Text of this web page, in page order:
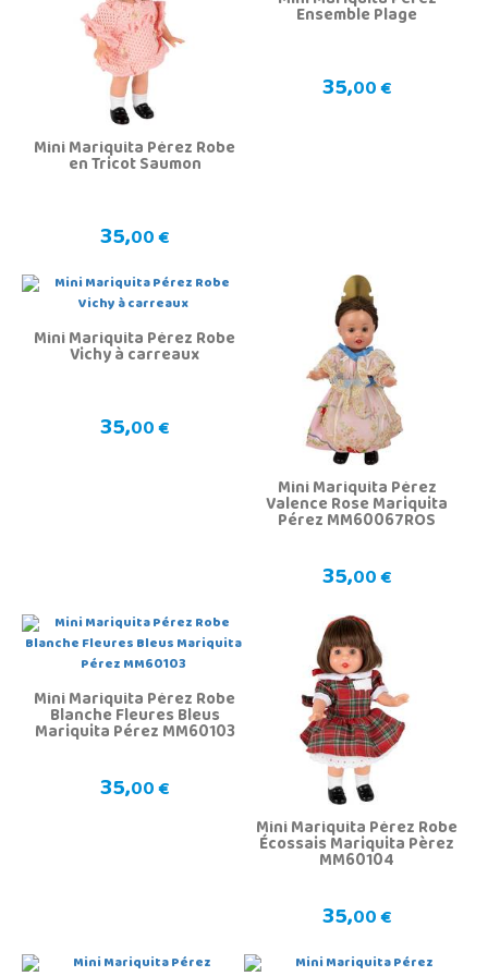
Mini Mariquita Pérez Robe
en Tricot Saumon
35,00 €
Ensemble Plage
35,00 €
Mini Mariquita Pérez Robe
Vichy à carreaux
35,00 €
Mini Mariquita Pérez
Valence Rose Mariquita
Pérez MM60067ROS
35,00 €
Mini Mariquita Pérez Robe
Blanche Fleures Bleus
Mariquita Pérez MM60103
35,00 €
Mini Mariquita Pérez Robe
Écossais Mariquita Pèrez
MM60104
35,00 €